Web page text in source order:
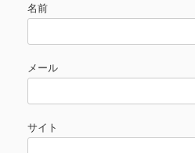
名前
メール
サイト